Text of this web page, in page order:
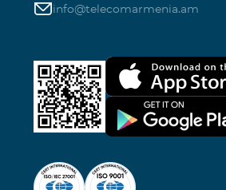
info@telecomarmenia.am